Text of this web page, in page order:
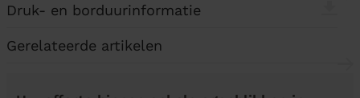
Druk- en borduurinformatie
Gerelateerde artikelen